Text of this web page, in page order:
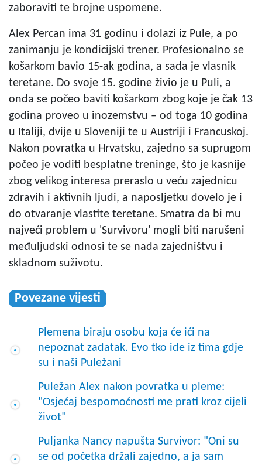
zaboraviti te brojne uspomene.
Alex Percan ima 31 godinu i dolazi iz Pule, a po
zanimanju je kondicijski trener. Profesionalno se
košarkom bavio 15-ak godina, a sada je vlasnik
teretane. Do svoje 15. godine živio je u Puli, a
onda se počeo baviti košarkom zbog koje je čak 13
godina proveo u inozemstvu – od toga 10 godina
u Italiji, dvije u Sloveniji te u Austriji i Francuskoj.
Nakon povratka u Hrvatsku, zajedno sa suprugom
počeo je voditi besplatne treninge, što je kasnije
zbog velikog interesa preraslo u veću zajednicu
zdravih i aktivnih ljudi, a naposljetku dovelo je i
do otvaranje vlastite teretane. Smatra da bi mu
najveći problem u 'Survivoru' mogli biti narušeni
međuljudski odnosi te se nada zajedništvu i
skladnom suživotu.
Povezane vijesti
Plemena biraju osobu koja će ići na
nepoznat zadatak. Evo tko ide iz tima gdje
su i naši Puležani
Puležan Alex nakon povratka u pleme:
"Osjećaj bespomoćnosti me prati kroz cijeli
život"
Puljanka Nancy napušta Survivor: "Oni su
se od početka držali zajedno, a ja sam